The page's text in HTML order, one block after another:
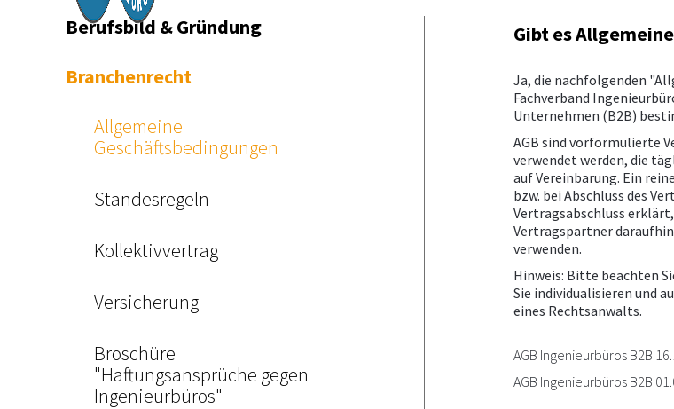
Berufsbild & Gründung
Branchenrecht
Allgemeine
Geschäftsbedingungen
Standesregeln
Kollektivvertrag
Versicherung
Broschüre
"Haftungsansprüche gegen
Ingenieurbüros"
Gibt es
Ja, die nachfolgenden
Fachverband
Unternehmen (B2B)
AGB sind vorformulierte
verwendet werden, die
auf Vereinbarung. Ein
bzw. bei Abschluss des
Vertragsabschluss
Vertragspartner
verwenden.
Hinweis: Bitte beachten
Sie individualisieren und
eines Rechtsanwalts.
AGB Ingenieurbüros B2B
AGB Ingenieurbüros B2B